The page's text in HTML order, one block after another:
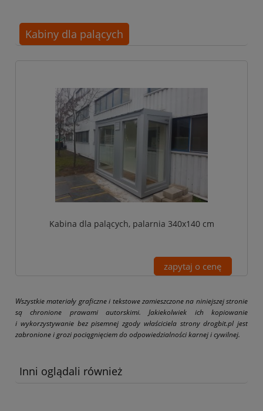
Kabiny dla palących
Kabina dla palących, palarnia 340x140 cm
zapytaj o cenę
Wszystkie materiały graficzne i tekstowe zamieszczone na niniejszej stronie
są chronione prawami autorskimi. Jakiekolwiek ich kopiowanie
i wykorzystywanie bez pisemnej zgody właściciela strony drogbit.pl jest
zabronione i grozi pociągnięciem do odpowiedzialności karnej i cywilnej.
Inni oglądali również